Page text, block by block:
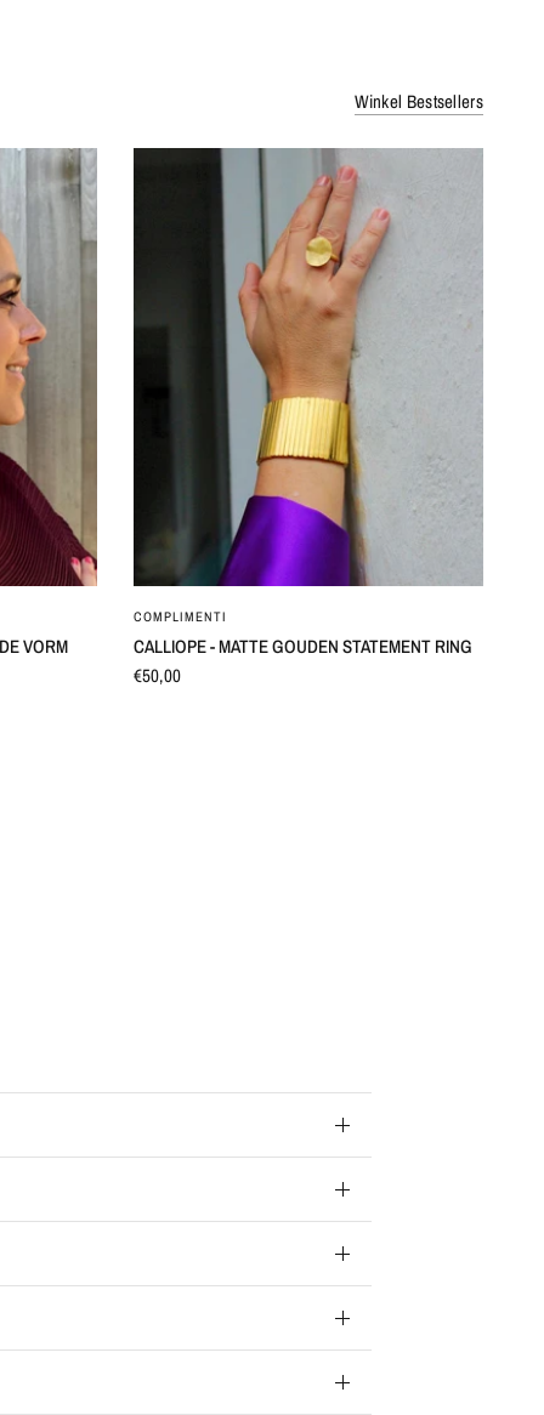
Winkel Bestsellers
VORM
COMPLIMENTI
CALLIOPE - MATTE GOUDEN STATEMENT RING
€50,00